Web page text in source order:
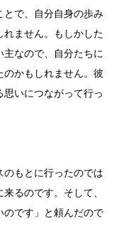
とで、自分自身の歩み
ません。もしかした
なので、自分たちに
かもしれません。彼
いにつながって行っ
のもとに行ったのでは
るのです。そして、
のです」と頼んだので